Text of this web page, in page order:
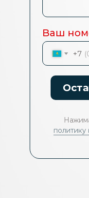
Ваш
+7
Ваш
+7